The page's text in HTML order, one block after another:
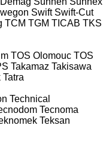
Swift Swift-Cut
TCM TGM TICAB TKS
TOS Olomouc TOS
Takamaz Takisawa
Tatra
Technical
Tecnoma
Teksan